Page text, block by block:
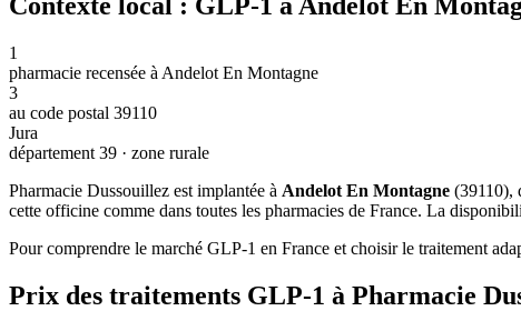
1
pharmacie recensée à Andelot En Montagne
3
au code postal 39110
Jura
département 39 · zone rurale
Pharmacie Dussouillez est implantée à Andelot En Montagne (39110),
cette officine comme dans toutes les pharmacies de France. La
Pour comprendre le marché GLP-1 en France et choisir le traitement
Prix des traitements GLP-1 à Pharmacie